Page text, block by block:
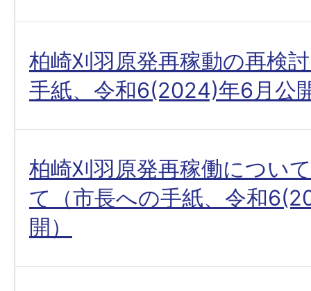
柏崎刈羽原発再稼動の再検
手紙、令和6(2024)年6月公
柏崎刈羽原発再稼働につい
て（市長への手紙、令和
開）